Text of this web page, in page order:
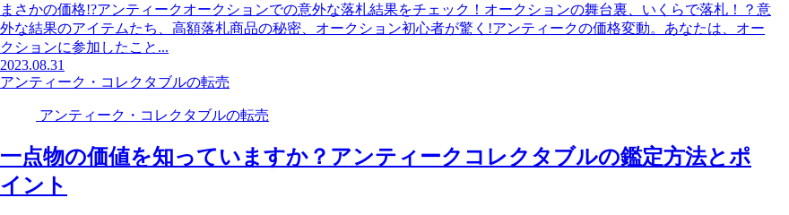
まさかの価格!?アンティークオークションでの意外な落札結果をチェック！オークションの舞台裏、いくらで落札！？意
外な結果のアイテムたち、高額落札商品の秘密、オークション初心者が驚く!アンティークの価格変動。あなたは、オー
クションに参加したこと...
2023.08.31
アンティーク・コレクタブルの転売
アンティーク・コレクタブルの転売
一点物の価値を知っていますか？アンティークコレクタブルの鑑定方法とポ
イント